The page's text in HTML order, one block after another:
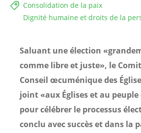
Consolidation de la paix
Dignité humaine et droits de la
Saluant une élection
comme libre et juste», le
Conseil œcuménique des
joint «aux Églises et au
pour célébrer le processus
conclu avec succès et dans la